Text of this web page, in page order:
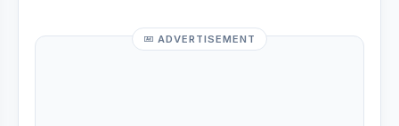
ADVERTISEMENT